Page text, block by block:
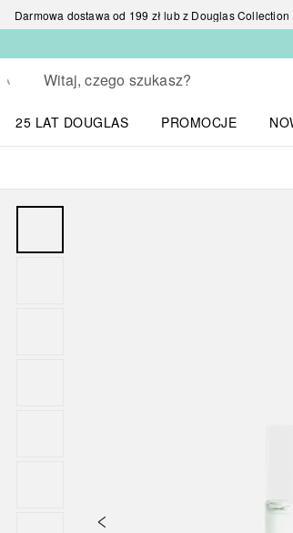
Darmowa dostawa od 199 zł lub z Douglas
Wracać
Wykonaj wyszukiwanie
25 LAT DOUGLAS
PROMOCJE